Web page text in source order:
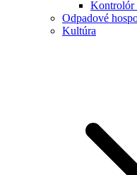
Kontrolór
Odpadové
Kultúra